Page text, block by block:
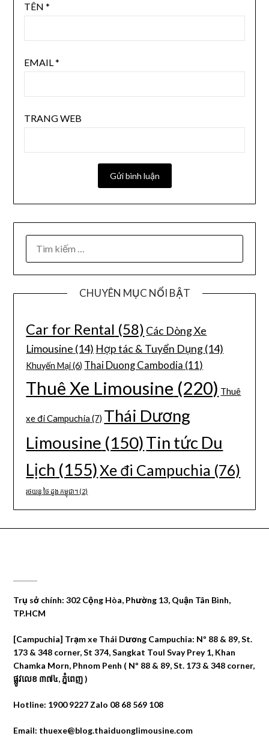
TÊN *
EMAIL*
TRANG WEB
CHUYÊN MỤC NỔI BẬT
Car for Rental (58) Các Dòng Xe
Limousine (14) Hợp tác & Tuyển Dụng(14)
Khuyến Mại(6) Thai Duong Cambodia (11)
Thuê Xe Limousine (220) Thuê
xe đi Campuchia(7) Thái Dương
Limousine (150)Tin tức Du
Lịch (155)Xe đi Campuchia (76)
រថយន្ត ថៃ ដួង កម្ពុជា។ (2)
Trụ sở chính: 302 Cộng Hòa, Phường 13, Quận Tân Bình,
TP.HCM
[Campuchia] Trạm xe Thái Dương Campuchia: Nº 88 & 89, St.
173 & 348 corner, St 374, Sangkat Toul Svay Prey 1, Khan
Chamka Morn, Phnom Penh ( Nº 88 & 89, St. 173 & 348 corner,
ផ្លូវលេខ ៣៧៤, ភ្នំពេញ )
Hotline: 1900 9227 Zalo 08 68 569 108
Email: thuexe@blog.thaiduonglimousine.com